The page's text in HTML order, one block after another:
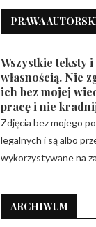
PRAWA
Wszystkie teksty
własnością. Nie
ich bez mojej
pracę i nie
Zdjęcia bez mojego
legalnych i są albo
wykorzystywane na
ARCHIWUM